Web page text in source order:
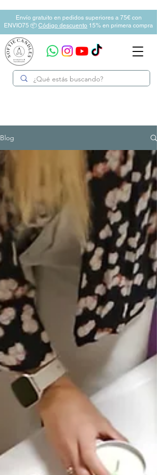
Envío gratuito en pedidos superiores a 75€ con
ENVIO75 📦 Código descuento 15% en primera compra
Blog